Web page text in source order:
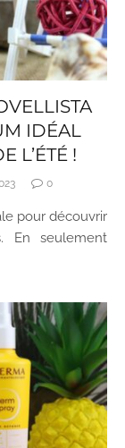
IDÉAL
L’ÉTÉ !
0
pour découvrir
En seulement